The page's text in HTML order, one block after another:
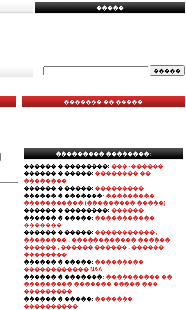
�����
������� �� �����
��������� ��������:
������ � ��������: ��� -������
������ � �����: �������� ��
��������
������ � �����: ���������
������ � �������: ���������
����������� (��������� �����)
������ � ��������: ������
������ � �����: �����������
�������
������ � �����: ����������� ,
�������� , ������������ ������
������ , ������ ������ , ������
��������
������ � �����: ���������
������������ M&A
������ � �������: ���������� ��
��������� ������� ����� ���
���������
������ � �����: �������
����������